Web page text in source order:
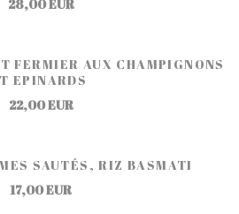
28,00 EUR
FERMIER AUX CHAMPIGNONS
EPINARDS
22,00 EUR
SAUTÉS, RIZ BASMATI
17,00 EUR